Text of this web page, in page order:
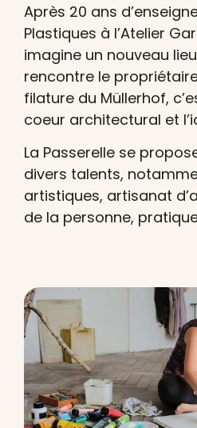
Après 20 ans
Plastiques à l’Atelier
imagine un nouveau
rencontre le
filature du Müllerhof,
coeur architectural et
La Passerelle se
divers talents,
artistiques, artisanat
de la personne,